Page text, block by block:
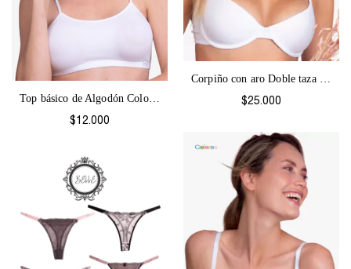
Top básico de Algodón Colores-1061
$12.000
Corpiño con aro Doble taza Colores-1184
$25.000